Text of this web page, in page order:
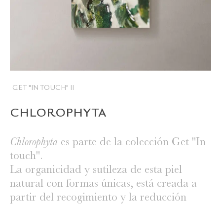
GET "IN TOUCH" II
CHLOROPHYTA
Chlorophyta es parte de la colección Get "In
touch".
La organicidad y sutileza de esta piel
natural con formas únicas, está creada a
partir del recogimiento y la reducción